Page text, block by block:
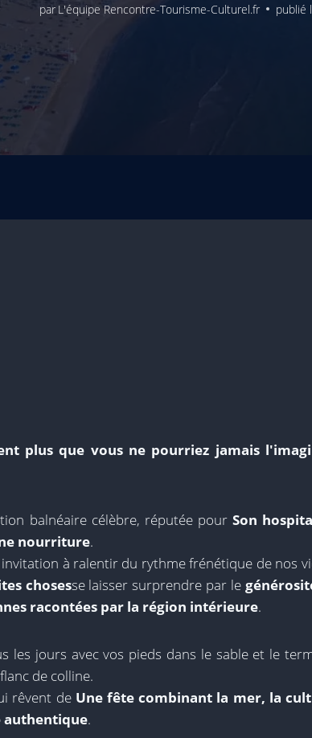
par L'équipe Rencontre-Tourisme-Culturel.fr publié
plus que vous ne pourriez jamais
balnéaire célèbre, réputée pour Son
nourriture.
à ralentir du rythme frénétique de nos
chosesse laisser surprendre par le
racontées par la région intérieure.
les jours avec vos pieds dans le sable et le
de colline.
rêvent de Une fête combinant la mer, la
authentique.